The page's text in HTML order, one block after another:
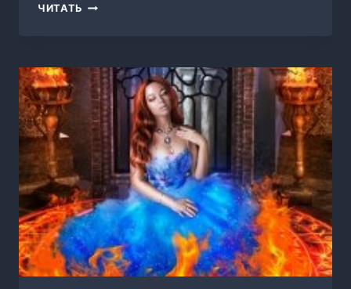
ЧИТАТЬ ПОВАРЕШКА